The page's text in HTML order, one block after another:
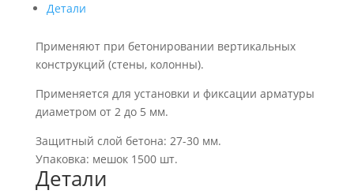
Детали
Применяют при бетонировании вертикальных
конструкций (стены, колонны).
Применяется для установки и фиксации арматуры
диаметром от 2 до 5 мм.
Защитный слой бетона: 27-30 мм.
Упаковка: мешок 1500 шт.
Детали